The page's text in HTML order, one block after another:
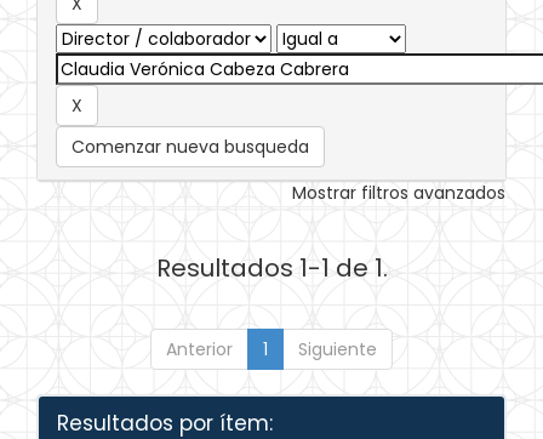
Comenzar nueva busqueda
Mostrar filtros avanzados
Resultados 1-1 de 1.
Anterior 1 Siguiente
Resultados por ítem: